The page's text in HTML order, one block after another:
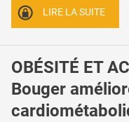
LIRE LA SUITE
OBÉSITÉ ET
Bouger